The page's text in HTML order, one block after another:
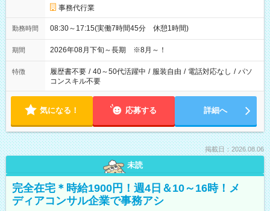
事務代行業
勤務時間 08:30～17:15(実働7時間45分 休憩1時間)
期間 2026年08月下旬～長期 ※8月～！
特徴 履歴書不要 / 40～50代活躍中 / 服装自由 / 電話対応なし / パソ
コンスキル不要
気になる！ 応募する 詳細へ
掲載日：2026.08.06
未読
完全在宅＊時給1900円！週4日＆10～16時！メ
ディアコンサル企業で事務アシ